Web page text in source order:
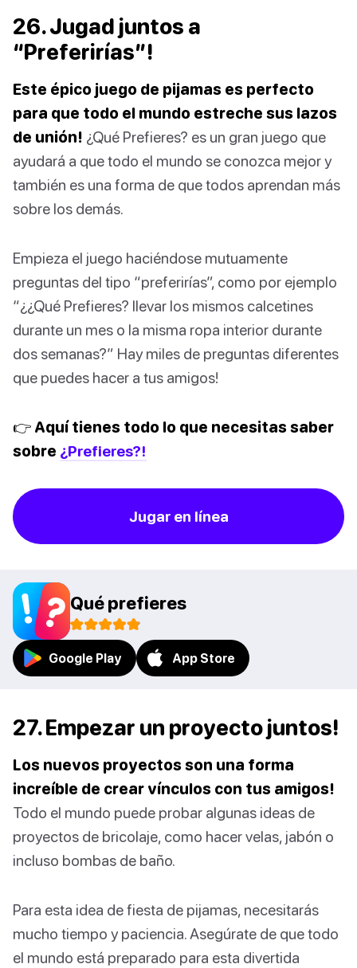
26. Jugad juntos a
“Preferirías”!
Este épico juego de pijamas es perfecto
para que todo el mundo estreche sus lazos
de unión! ¿Qué Prefieres? es un gran juego que
ayudará a que todo el mundo se conozca mejor y
también es una forma de que todos aprendan más
sobre los demás.
Empieza el juego haciéndose mutuamente
preguntas del tipo “preferirías”, como por ejemplo
“¿¿Qué Prefieres? llevar los mismos calcetines
durante un mes o la misma ropa interior durante
dos semanas?” Hay miles de preguntas diferentes
que puedes hacer a tus amigos!
👉 Aquí tienes todo lo que necesitas saber
sobre ¿Prefieres?!
Jugar en línea
Qué prefieres
Google Play App Store
27. Empezar un proyecto juntos!
Los nuevos proyectos son una forma
increíble de crear vínculos con tus amigos!
Todo el mundo puede probar algunas ideas de
proyectos de bricolaje, como hacer velas, jabón o
incluso bombas de baño.
Para esta idea de fiesta de pijamas, necesitarás
mucho tiempo y paciencia. Asegúrate de que todo
el mundo está preparado para esta divertida